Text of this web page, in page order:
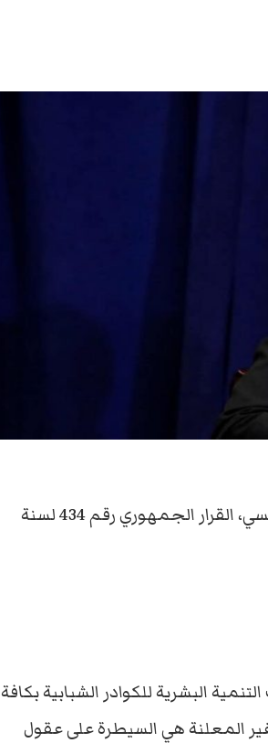
“كتب- محمد زيدان”- أصدر الرئيس المصري عبد الفتاح السيسي، القرار الجمهوري رقم 434 لسنة
البشرية للكوادر الشبابية بكافة
غير المعلنة هي السيطرة على عقول